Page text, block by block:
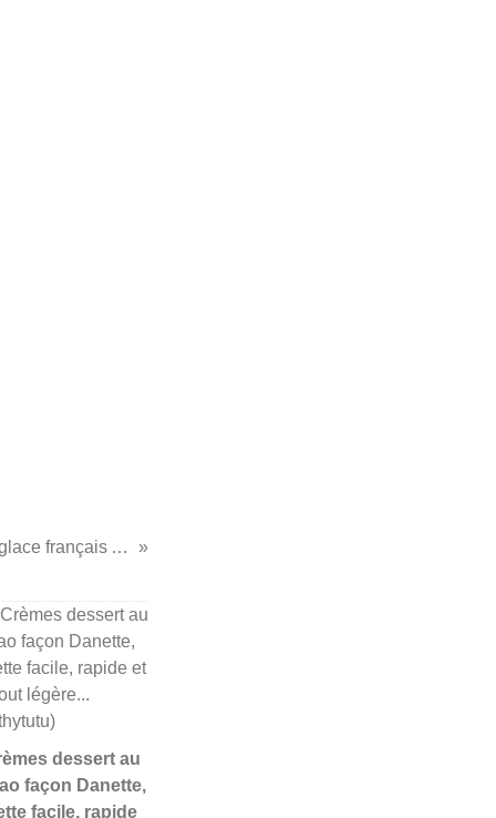
...Babas imbibés au cidre de glace français Apples des cimes...
dessert au
façon Danette,
facile, rapide